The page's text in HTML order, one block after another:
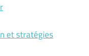
et stratégies